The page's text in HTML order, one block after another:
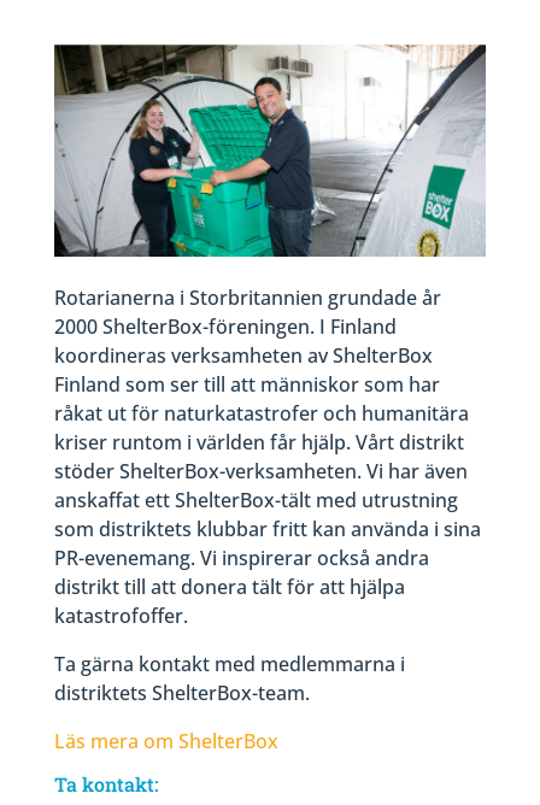
Rotarianerna i Storbritannien grundade år
2000 ShelterBox-föreningen. I Finland
koordineras verksamheten av ShelterBox
Finland som ser till att människor som har
råkat ut för naturkatastrofer och humanitära
kriser runtom i världen får hjälp. Vårt distrikt
stöder ShelterBox-verksamheten. Vi har även
anskaffat ett ShelterBox-tält med utrustning
som distriktets klubbar fritt kan använda i sina
PR-evenemang. Vi inspirerar också andra
distrikt till att donera tält för att hjälpa
katastrofoffer.
Ta gärna kontakt med medlemmarna i
distriktets ShelterBox-team.
Läs mera om ShelterBox
Ta kontakt: